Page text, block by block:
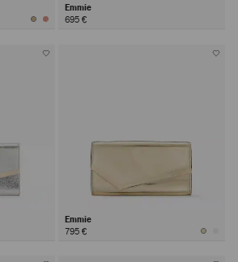
Emmie
695 €
Emmie
795 €